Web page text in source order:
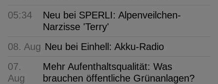
05:34
Neu bei SPERLI: Alpenveilchen-
Narzisse 'Terry'
08. Aug Neu bei Einhell: Akku-Radio
07.
Aug
Mehr Aufenthaltsqualität: Was
brauchen öffentliche Grünanlagen?